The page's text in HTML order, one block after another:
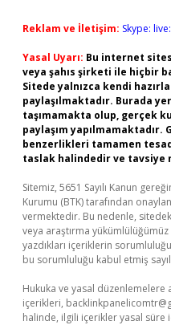
Reklam ve İletişim: Skype:
Yasal Uyarı: Bu internet
veya şahıs şirketi ile hiçbir
Sitede yalnızca kendi
paylaşılmaktadır. Burada
taşımamakta olup, gerçek
paylaşım
benzerlikleri tamamen
taslak halindedir ve tavsiye
Sitemiz, 5651 Sayılı Kanun
Kurumu (BTK) tarafından
vermektedir. Bu nedenle,
veya araştırma
yazdıkları içeriklerin
bu sorumluluğu kabul etmiş
Hukuka ve yasal düzenlemelere
içerikleri,
halinde, ilgili içerikler yasal süre